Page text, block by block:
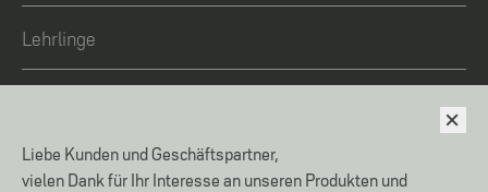
Liebe Kunden und Geschäftspartner,
vielen Dank für Ihr Interesse an unseren Produkten und
Lehrlinge
IMPRESSUM